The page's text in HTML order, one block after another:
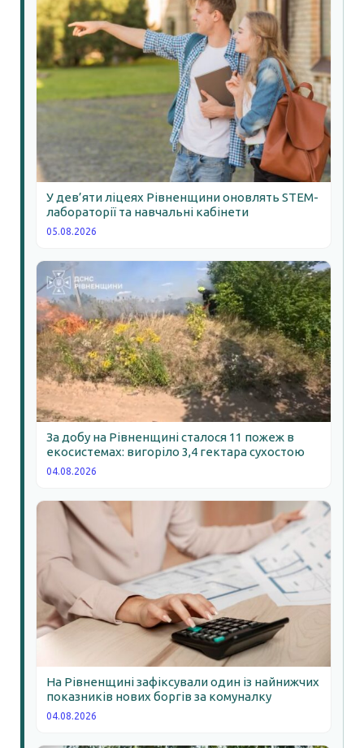
У дев’яти ліцеях Рівненщини оновлять STEM-
лабораторії та навчальні кабінети
05.08.2026
За добу на Рівненщині сталося 11 пожеж в
екосистемах: вигоріло 3,4 гектара сухостою
04.08.2026
На Рівненщині зафіксували один із найнижчих
показників нових боргів за комуналку
04.08.2026